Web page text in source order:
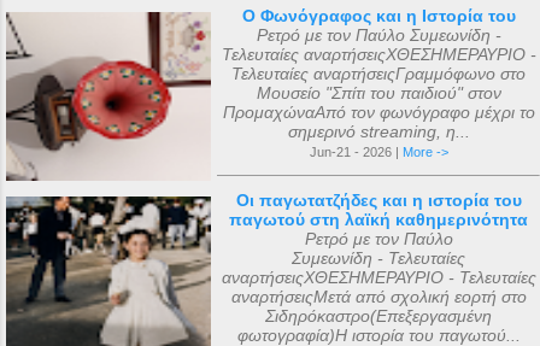
Ο Φωνόγραφος και η Ιστορία του
Ρετρό με τον Παύλο Συμεωνίδη -
Τελευταίες αναρτήσειςΧΘΕΣΗΜΕΡΑΥΡΙΟ -
Τελευταίες αναρτήσειςΓραμμόφωνο στο
Μουσείο "Σπίτι του παιδιού" στον
ΠρομαχώναΑπό τον φωνόγραφο μέχρι το
σημερινό streaming, η...
Jun-21 - 2026 | More ->
Οι παγωτατζήδες και η ιστορία του
παγωτού στη λαϊκή καθημερινότητα
Ρετρό με τον Παύλο
Συμεωνίδη - Τελευταίες
αναρτήσειςΧΘΕΣΗΜΕΡΑΥΡΙΟ - Τελευταίες
αναρτήσειςΜετά από σχολική εορτή στο
Σιδηρόκαστρο(Επεξεργασμένη
φωτογραφία)Η ιστορία του παγωτού...